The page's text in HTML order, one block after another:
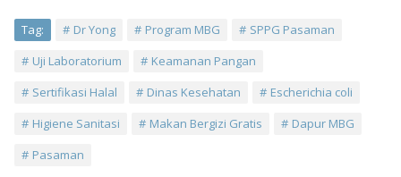
Tag: Dr Yong Program MBG
SPPG Pasaman
Uji Laboratorium
Keamanan Pangan
Sertifikasi Halal
Dinas Kesehatan
Escherichia coli
Higiene Sanitasi
Makan Bergizi Gratis
Dapur MBG
Pasaman